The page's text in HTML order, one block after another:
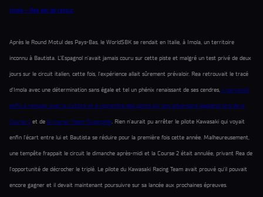
Imola – Rea est de retour.
Après le Round Motul des Pays-Bas, le WorldSBK se rendait en Italie, à Imola, un territoire
inconnu à Bautista. L’Espagnol n’avait jamais couru sur cette piste et malgré un test privé de deux
jours sur le circuit italien, cette fois, l’expérience allait sûrement prévaloir. Rea retrouvait le tracé
d’Imola avec une détermination sans égale et tel un phénix renaissant de ses cendres, il parvenait
enfin à renouer avec la victoire et à reprendre des points sur son adversaire espagnol lors de la
Course 1 et de la course Tissot-Superpole. Rien n’aurait pu arrêter le pilote Kawasaki qui voyait
enfin l’écart entre lui et Bautista se réduire pour la première fois cette année. Malheureusement,
une tempête frappait le circuit le dimanche après-midi et la Course 2 était annulée, privant Rea de
l’opportunité de décrocher le triplé. Le pilote du Kawasaki Racing Team avait prouvé qu’il pouvait
encore gagner et il devait maintenant poursuivre sur sa lancée aux prochaines épreuves.